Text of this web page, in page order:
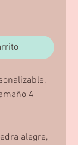
4
alegre,